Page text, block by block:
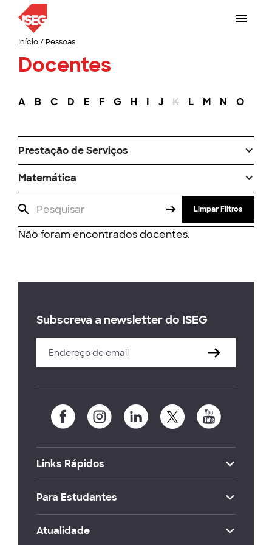
Início/ Pessoas
Docentes
A B C D E F G H I J K L M N O
Prestação de Serviços
Matemática
Limpar Filtros
Não foram encontrados docentes.
Subscreva a newsletter do ISEG
Links Rápidos
Para Estudantes
Atualidade